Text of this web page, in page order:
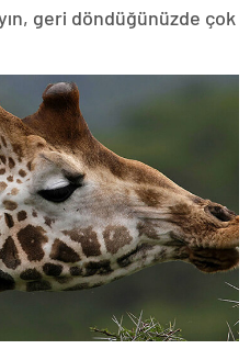
geri döndüğünüzde çok